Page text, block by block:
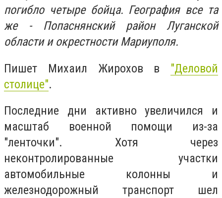
погибло четыре бойца. География все та
же - Попаснянский район Луганской
области и окрестности Мариуполя.
Пишет Михаил Жирохов в "Деловой
столице".
Последние дни активно увеличился и
масштаб военной помощи из-за
"ленточки". Хотя через
неконтролированные участки
автомобильные колонны и
железнодорожный транспорт шел